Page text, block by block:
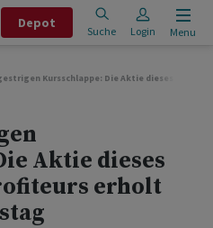
Depot
Suche Login Menu
Kursschlappe: Die Aktie dieses
Aktie dieses
erholt